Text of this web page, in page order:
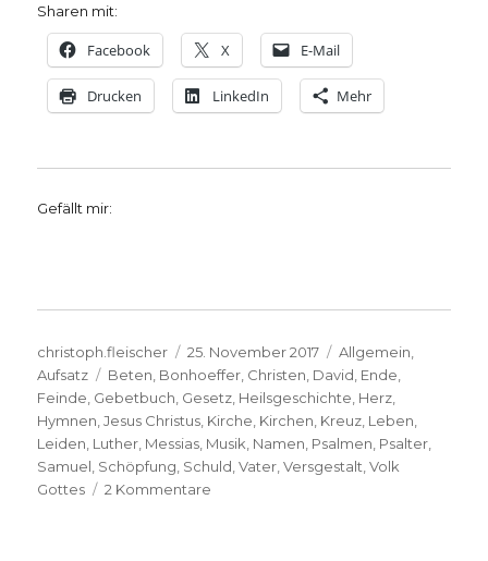
Sharen mit:
Facebook X E-Mail
Drucken LinkedIn Mehr
Gefällt mir:
Autor
christoph.fleischer
Veröffentlicht
am
25. November 2017 Kategorien
Allgemein,
Aufsatz
Schlagwörter
Beten, Bonhoeffer, Christen, David, Ende,
Feinde, Gebetbuch, Gesetz, Heilsgeschichte, Herz,
Hymnen,Jesus Christus, Kirche, Kirchen, Kreuz, Leben,
Leiden, Luther, Messias, Musik, Namen, Psalmen, Psalter,
Samuel, Schöpfung, Schuld,Vater,Versgestalt,Volk
Gottes
2 Kommentare